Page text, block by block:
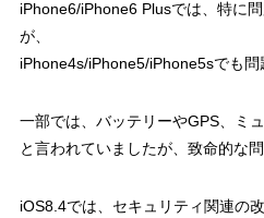
iPhone6/iPhone6 Plusでは、特に
が、
iPhone4s/iPhone5/iPhone5sでも問
一部では、バッテリーやGPS、ミ
と言われていましたが、致命的な
iOS8.4では、セキュリティ関連の